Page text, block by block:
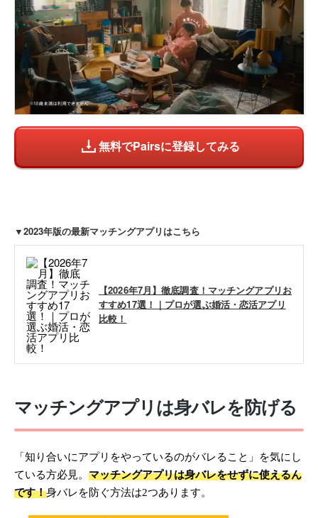
無料でPairsに登録してみる
▼2023年版の最新マッチングアプリはこちら
【2026年7月】徹底調査！マッチングアプリお
すすめ17選！｜プロが選ぶ婚活・恋活アプリ
比較！
マッチングアプリは身バレを防げる
「知り合いにアプリをやっているのがバレること」を気にし
ている方必見。 マッチングアプリは身バレをせずに使えるん
です！身バレを防ぐ方法は2つあります。